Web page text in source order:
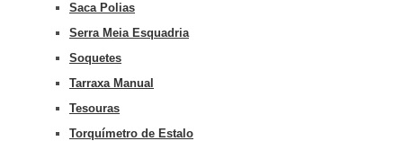
Saca Polias
Serra Meia Esquadria
Soquetes
Tarraxa Manual
Tesouras
Torquímetro de Estalo